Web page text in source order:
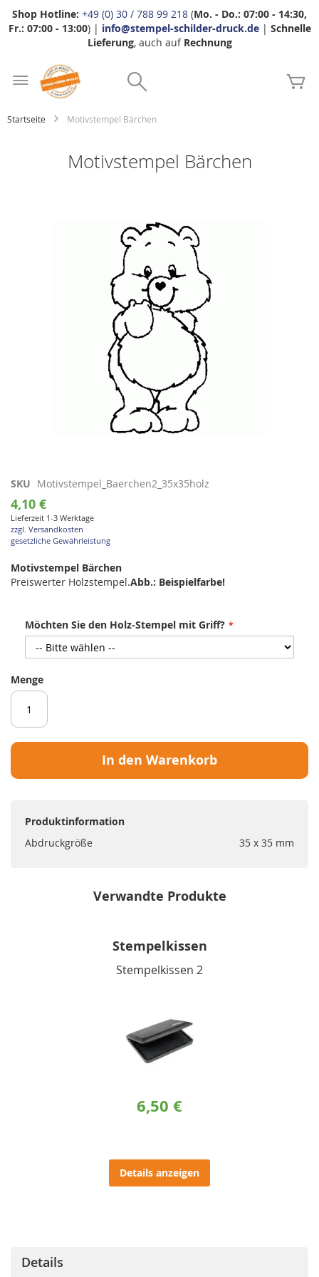
Shop Hotline: +49 (0) 30 / 788 99 218 (Mo. - Do.: 07:00 - 14:30,
Fr.: 07:00 - 13:00) | info@stempel-schilder-druck.de| Schnelle
Lieferung, auch auf Rechnung
Startseite Motivstempel Bärchen
Motivstempel Bärchen
Zum
Anfang
der
Bildgalerie
springen
SKU Motivstempel_Baerchen2_35x35holz
4,10 €
Lieferzeit 1-3 Werktage
zzgl. Versandkosten
gesetzliche Gewährleistung
Motivstempel Bärchen
Preiswerter Holzstempel.Abb.: Beispielfarbe!
Möchten Sie den Holz-Stempel mit Griff?
Menge
In den Warenkorb
Produktinformation
Abdruckgröße
35 x 35 mm
Verwandte Produkte
Stempelkissen
Stempelkissen 2
6,50 €
Details anzeigen
Details